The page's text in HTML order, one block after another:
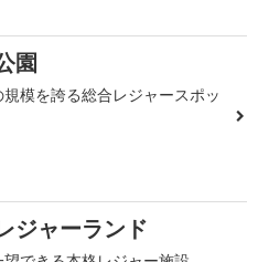
園
模を誇る総合レジャースポッ
ジャーランド